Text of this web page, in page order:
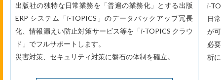
出版社の独特な日常業務を「普遍の業務化」とする出版
ERP システム「i-TOPICS」のデータバックアップ冗長
化、情報漏えい防止対策サービス等を「i-TOPICS クラウ
ド」でフルサポートします。
災害対策、セキュリティ対策に盤石の体制を確立。
i-
日
が
必
析